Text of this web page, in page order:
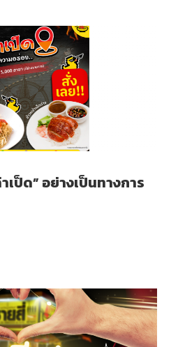
ป็ด” อย่างเป็นทางการ